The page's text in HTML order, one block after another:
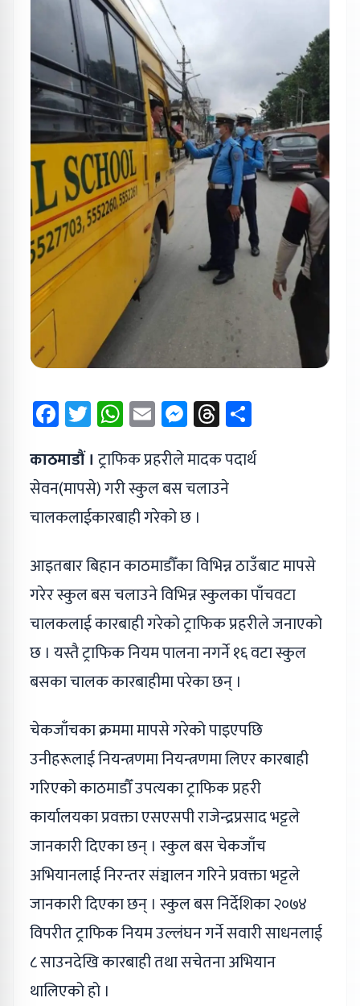
Facebook
Twitter
WhatsApp
EmailMessenger
Threads
काठमाडौं । ट्राफिक प्रहरीले मादक पदार्थ
सेवन(मापसे) गरी स्कुल बस चलाउने
चालकलाईकारबाही गरेको छ ।
आइतबार बिहान काठमाडौँका विभिन्न ठाउँबाट मापसे
गरेर स्कुल बस चलाउने विभिन्न स्कुलका पाँचवटा
चालकलाई कारबाही गरेको ट्राफिक प्रहरीले जनाएको
छ । यस्तै ट्राफिक नियम पालना नगर्ने १६ वटा स्कुल
बसका चालक कारबाहीमा परेका छन् ।
चेकजाँचका क्रममा मापसे गरेको पाइएपछि
उनीहरूलाई नियन्त्रणमा नियन्त्रणमा लिएर कारबाही
गरिएको काठमाडौँ उपत्यका ट्राफिक प्रहरी
कार्यालयका प्रवक्ता एसएसपी राजेन्द्रप्रसाद भट्टले
जानकारी दिएका छन् । स्कुल बस चेकजाँच
अभियानलाई निरन्तर संञ्चालन गरिने प्रवक्ता भट्टले
जानकारी दिएका छन् । स्कुल बस निर्देशिका २०७४
विपरीत ट्राफिक नियम उल्लंघन गर्ने सवारी साधनलाई
८ साउनदेखि कारबाही तथा सचेतना अभियान
थालिएको हो ।